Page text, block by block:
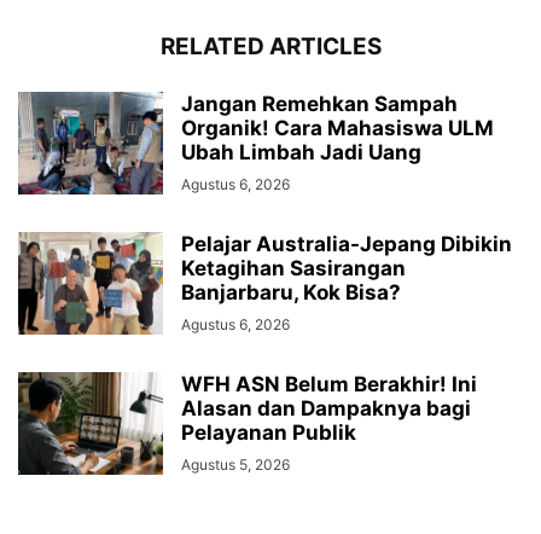
RELATED ARTICLES
Jangan Remehkan Sampah
Organik! Cara Mahasiswa ULM
Ubah Limbah Jadi Uang
Agustus 6, 2026
Pelajar Australia-Jepang Dibikin
Ketagihan Sasirangan
Banjarbaru, Kok Bisa?
Agustus 6, 2026
WFH ASN Belum Berakhir! Ini
Alasan dan Dampaknya bagi
Pelayanan Publik
Agustus 5, 2026